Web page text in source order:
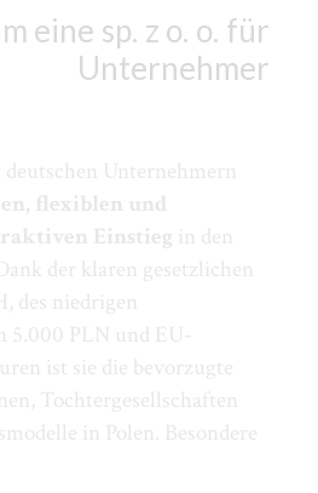
eine sp. z o. o. für
Unternehmer
deutschen Unternehmern
flexiblen und
Einstieg in den
der klaren gesetzlichen
des niedrigen
5.000 PLN und EU-
ist sie die bevorzugte
Tochtergesellschaften
in Polen. Besondere